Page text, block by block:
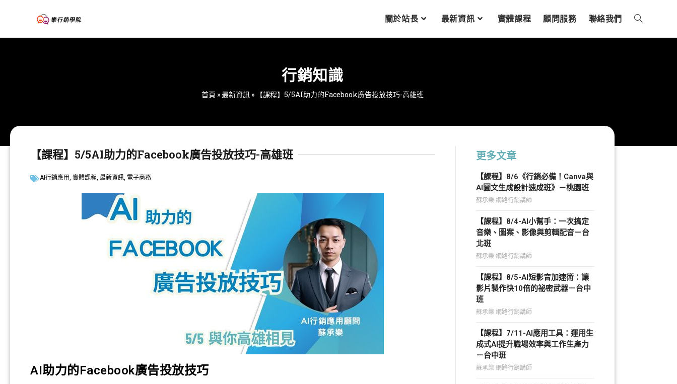
關於站長 最新資訊 實體課程 顧問服務 聯絡我們
行銷知識
首頁 »最新資訊» 【課程】5/5AI助力的Facebook廣告投放技巧-高雄班
【課程】5/5AI助力的Facebook廣告投放技巧-高雄班
AI行銷應用, 實體課程, 最新資訊, 電子商務
AI助力的Facebook廣告投放技巧
更多文章
【課程】8/6《行銷必備！Canva與
AI圖文生成設計速成班》－桃園班
蘇承樂 網路行銷講師
【課程】8/4-AI小幫手：一次搞定
音樂、圖案、影像與剪輯配音－台
北班
蘇承樂 網路行銷講師
【課程】8/5-AI短影音加速術：讓
影片製作快10倍的祕密武器－台中
班
蘇承樂 網路行銷講師
【課程】7/11-AI應用工具：運用生
成式AI提升職場效率與工作生產力
－台中班
蘇承樂 網路行銷講師